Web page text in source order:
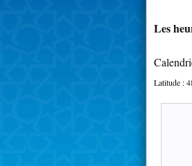
Les
Latitude :